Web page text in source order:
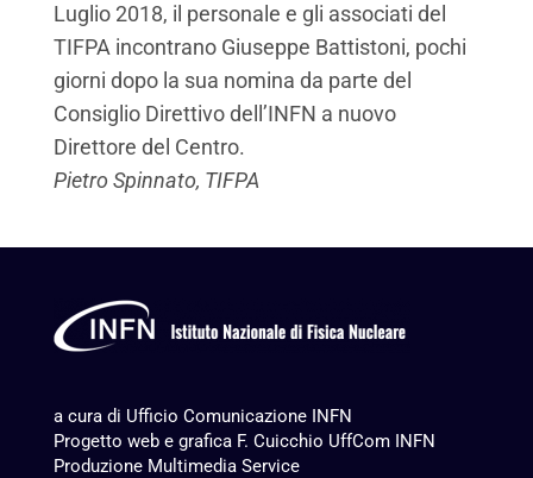
Luglio 2018, il personale e gli associati del
TIFPA incontrano Giuseppe Battistoni, pochi
giorni dopo la sua nomina da parte del
Consiglio Direttivo dell’INFN a nuovo
Direttore del Centro.
Pietro Spinnato, TIFPA
a cura di Ufficio Comunicazione INFN
Progetto web e grafica F. Cuicchio UffCom INFN
Produzione Multimedia Service